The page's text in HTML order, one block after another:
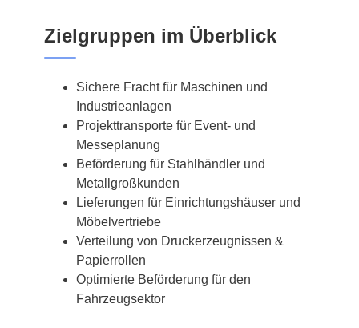
Zielgruppen im Überblick
Sichere Fracht für Maschinen und
Industrieanlagen
Projekttransporte für Event- und
Messeplanung
Beförderung für Stahlhändler und
Metallgroßkunden
Lieferungen für Einrichtungshäuser und
Möbelvertriebe
Verteilung von Druckerzeugnissen &
Papierrollen
Optimierte Beförderung für den
Fahrzeugsektor